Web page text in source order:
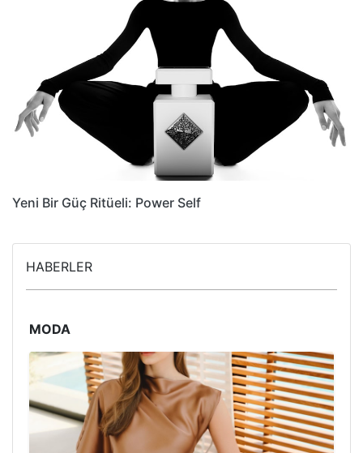
Yeni Bir Güç Ritüeli: Power Self
HABERLER
MODA